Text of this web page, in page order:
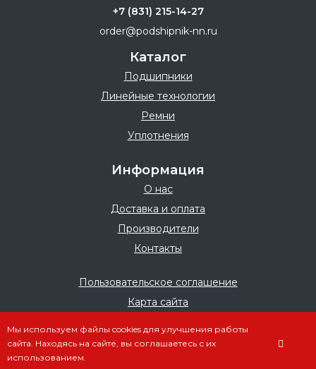
+7 (831) 215-14-27
order@podshipnik-nn.ru
Каталог
Подшипники
Линейные технологии
Ремни
Уплотнения
Информация
О нас
Доставка и оплата
Производители
Контакты
Пользовательское соглашение
Карта сайта
© 2025 – 2026, Все права
Мы используем файлы cookies для улучшения работы
сайта. Находясь на сайте, вы соглашаетесь с их
использованием.